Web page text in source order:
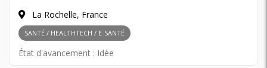
La Rochelle, France
SANTÉ / HEALTHTECH / E-SANTÉ
État d'avancement : Idée